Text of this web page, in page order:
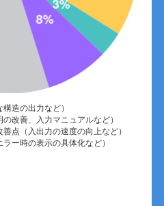
造の出力など）
改善、入力マニュアルなど）
点（入出力の速度の向上など）
ー時の表示の具体化など）